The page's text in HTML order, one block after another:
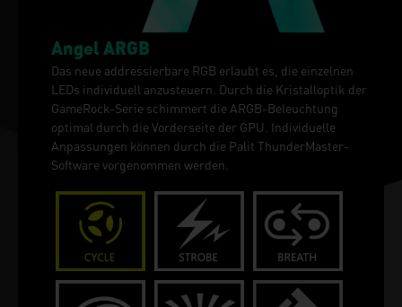
Angel ARGB
Das neue addressierbare RGB erlaubt es, die einzelnen
LEDs individuell anzusteuern. Durch die Kristalloptik der
GameRock-Serie schimmert die ARGB-Beleuchtung
optimal durch die Vorderseite der GPU. Individuelle
Anpassungen können durch die Palit ThunderMaster-
Software vorgenommen werden.